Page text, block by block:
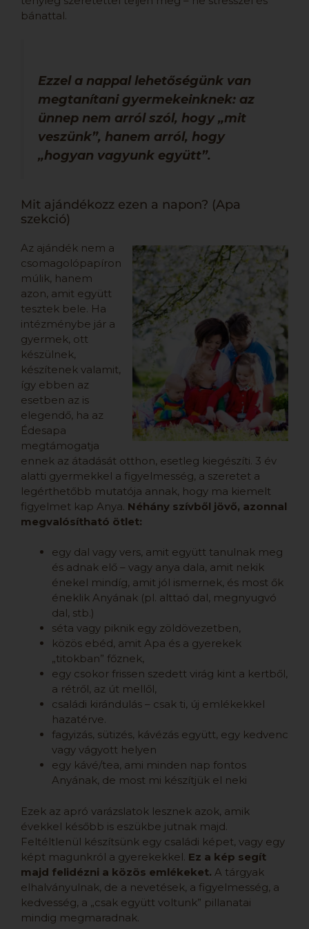
bánattal.
Ezzel a nappal lehetőségünk van
megtanítani gyermekeinknek: az
ünnep nem arról szól, hogy „mit
veszünk”, hanem arról, hogy
„hogyan vagyunk együtt”.
Mit ajándékozz ezen a napon? (Apa
szekció)
Az ajándék nem a
csomagolópapíron
múlik, hanem
azon, amit együtt
tesztek bele. Ha
intézménybe jár a
gyermek, ott
készülnek,
készítenek valamit,
így ebben az
esetben az is
elegendő, ha az
Édesapa
megtámogatja
ennek az átadását otthon, esetleg kiegészíti. 3 év
alatti gyermekkel a figyelmesség, a szeretet a
legérthetőbb mutatója annak, hogy ma kiemelt
figyelmet kap Anya. Néhány szívből jövő, azonnal
megvalósítható ötlet:
egy dal vagy vers, amit együtt tanulnak meg
és adnak elő – vagy anya dala, amit nekik
énekel mindíg, amit jól ismernek, és most ők
éneklik Anyának (pl. alttaó dal, megnyugvó
dal, stb.)
séta vagy piknik egy zöldövezetben,
közös ebéd, amit Apa és a gyerekek
„titokban” főznek,
egy csokor frissen szedett virág kint a kertből,
a rétről, az út mellől,
családi kirándulás – csak ti, új emlékekkel
hazatérve.
fagyizás, sütizés, kávézás együtt, egy kedvenc
vagy vágyott helyen
egy kávé/tea, ami minden nap fontos
Anyának, de most mi készítjük el neki
Ezek az apró varázslatok lesznek azok, amik
évekkel később is eszükbe jutnak majd.
Feltéltlenül készítsünk egy családi képet, vagy egy
képt magunkról a gyerekekkel. Ez a kép segít
majd felidézni a közös emlékeket. A tárgyak
elhalványulnak, de a nevetések, a figyelmesség, a
kedvesség, a „csak együtt voltunk” pillanatai
mindig megmaradnak.